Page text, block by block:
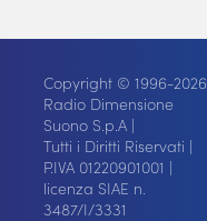
Copyright © 1996-2026
Radio Dimensione
Suono S.p.A |
Tutti i Diritti Riservati |
P.IVA 01220901001 |
licenza SIAE n.
3487/I/3331